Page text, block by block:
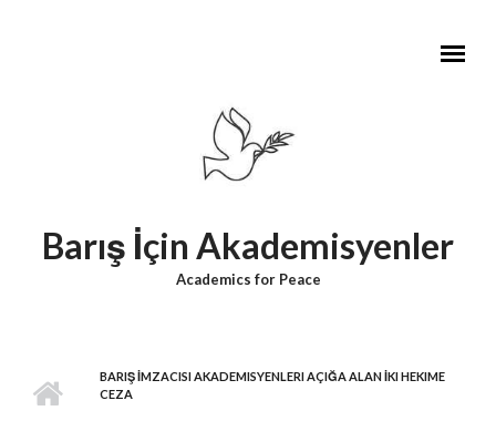
Barış İçin Akademisyenler
Academics for Peace
BARIŞ İMZACISI AKADEMISYENLERI AÇIĞA ALAN İKI HEKIME
CEZA